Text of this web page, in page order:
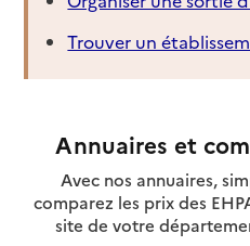
Trouver un
Annuaires et
Avec nos annuaires,
comparez les prix des
site de votre